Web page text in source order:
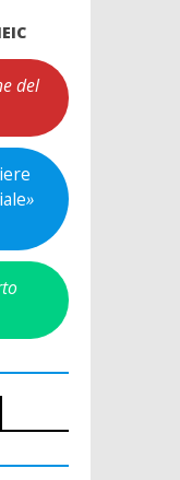
del
»